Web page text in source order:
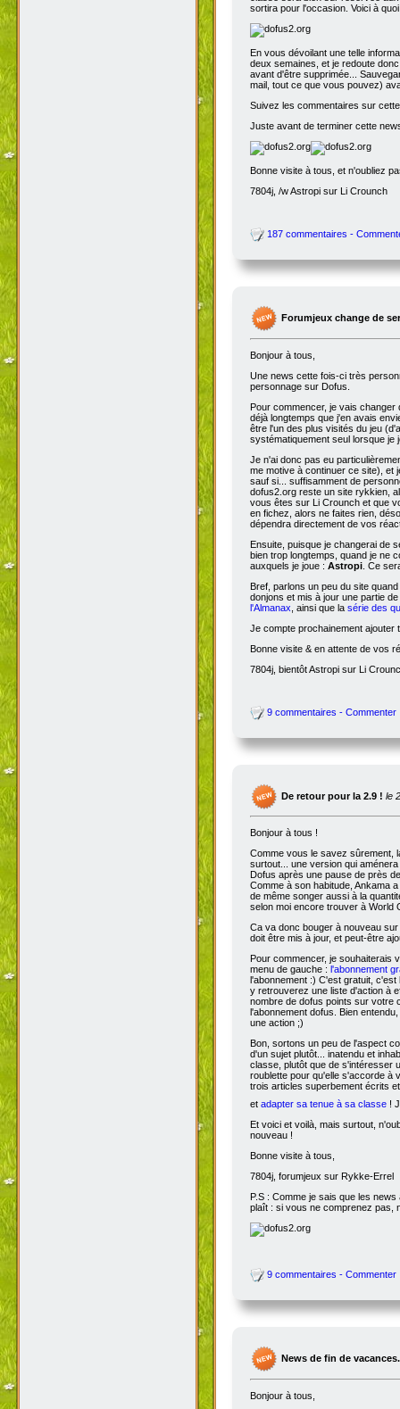
sortira pour l'occasion. Voici à
En vous dévoilant une telle
deux semaines, et je redoute
avant d'être supprimée...
mail, tout ce que vous pouvez)
Suivez les commentaires sur
Juste avant de terminer cette
Bonne visite à tous, et n'oubliez
7804j, /w Astropi sur Li Crounch
187 commentaires -
Forumjeux change de
Bonjour à tous,
Une news cette fois-ci très
personnage sur Dofus.
Pour commencer, je vais
déjà longtemps que j'en avais
être l'un des plus visités du jeu
systématiquement seul lorsque je
Je n'ai donc pas eu
me motive à continuer ce site), et
sauf si... suffisamment de
dofus2.org reste un site rykkien,
vous êtes sur Li Crounch et que
en fichez, alors ne faites rien,
dépendra directement de vos
Ensuite, puisque je changerai de
bien trop longtemps, quand je ne
auxquels je joue : Astropi . Ce
Bref, parlons un peu du site
donjons et mis à jour une partie
l'Almanax , ainsi que la série des
Je compte prochainement ajouter
Bonne visite & en attente de vos
7804j, bientôt Astropi sur Li
9 commentaires - Commenter
De retour pour la 2.9 ! le
Bonjour à tous !
Comme vous le savez sûrement,
surtout... une version qui
Dofus après une pause de près
Comme à son habitude, Ankama
de même songer aussi à la
selon moi encore trouver à World
Ca va donc bouger à nouveau
doit être mis à jour, et peut-être
Pour commencer, je
menu de gauche : l'abonnement
l'abonnement :) C'est gratuit,
y retrouverez une liste d'action à
nombre de dofus points sur votre
l'abonnement dofus. Bien
une action ;)
Bon, sortons un peu de l'aspect
d'un sujet plutôt... inatendu et
classe, plutôt que de s'intéresser
roublette pour qu'elle s'accorde à
trois articles superbement écrits
et adapter sa tenue à sa classe !
Et voici et voilà, mais surtout,
nouveau !
Bonne visite à tous,
7804j, forumjeux sur Rykke-Errel
P.S : Comme je sais que les
plaît : si vous ne comprenez pas,
9 commentaires - Commenter
News de fin de
Bonjour à tous,